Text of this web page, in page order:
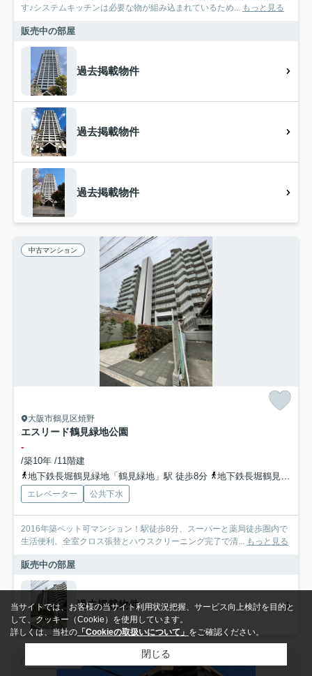
す♪システムキッチンは必要な物が組み込まれているため...
もっと見る
販売中の部屋
過去掲載物件
過去掲載物件
過去掲載物件
中古マンション
大阪市鶴見区焼野
エスリード鶴見緑地公園
-
/築10年 /11階建
地下鉄長堀鶴見緑地「鶴見緑地」駅 徒歩8分
地下鉄長堀鶴見緑地「門真南」駅 徒歩11分
エレベーター 公共下水
2016年築ペット可マンション！駅徒歩8分、スーパーと薬局徒歩圏内で
生活便利。全室クロス張替とハウスクリーニング完了で清...
もっと見る
販売中の部屋
過去掲載物件
当サイトでは、お客様の当サイト利用状況把握、サービス向上検討を目的と
して、クッキー（Cookie）を使用しています。
詳しくは、当社の 「Cookieの取扱いについて」 をご確認ください。
閉じる